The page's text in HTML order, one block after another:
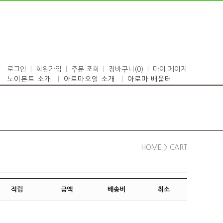
로그인 회원가입 주문 조회 장바구니(0)
마이 페이지
노이몬트 소개
아로마오일 소개 아로마 배움터
HOME > CART
적립 금액 배송비 취소